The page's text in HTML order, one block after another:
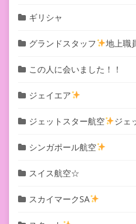
ギリシャ
グランドスタッフ 地上職
この人に会いました！！
ジェイエア
ジェットスター航空 ジェ
シンガポール航空
スイス航空☆
スカイマークSA